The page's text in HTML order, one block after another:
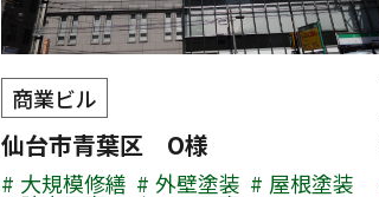
商業ビル
仙台市青葉区 O様
大規模修繕 外壁塗装 屋根塗装